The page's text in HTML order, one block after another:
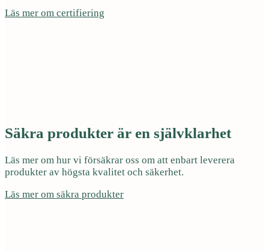
Läs mer om certifiering
Säkra produkter är en självklarhet
Läs mer om hur vi försäkrar oss om att enbart leverera
produkter av högsta kvalitet och säkerhet.
Läs mer om säkra produkter